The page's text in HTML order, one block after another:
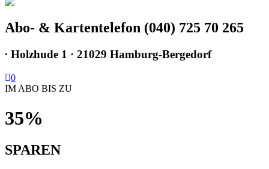
Abo- & Kartentelefon (040) 725 70 265
∙ Holzhude 1 · 21029 Hamburg-Bergedorf
0
IM ABO BIS ZU
35%
SPAREN